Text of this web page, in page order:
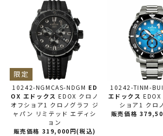
10242-NGMCAS-NDGM ED
OX エドックス EDOX クロノ
オフショア1 クロノグラフ ジ
ャパン リミテッド エディシ
ョン
限定
販売価格 319,000円(税込)
10242-TINM-
エドックス
ショア1 クロ
販売価格